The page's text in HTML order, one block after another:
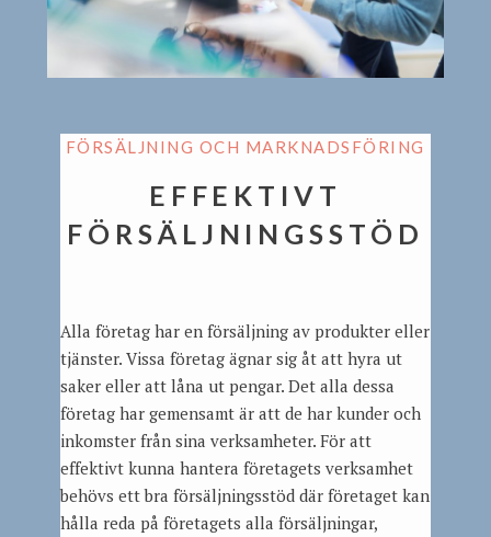
FÖRSÄLJNING OCH MARKNADSFÖRING
EFFEKTIVT
FÖRSÄLJNINGSSTÖD
Alla företag har en försäljning av produkter eller
tjänster. Vissa företag ägnar sig åt att hyra ut
saker eller att låna ut pengar. Det alla dessa
företag har gemensamt är att de har kunder och
inkomster från sina verksamheter. För att
effektivt kunna hantera företagets verksamhet
behövs ett bra försäljningsstöd där företaget kan
hålla reda på företagets alla försäljningar,